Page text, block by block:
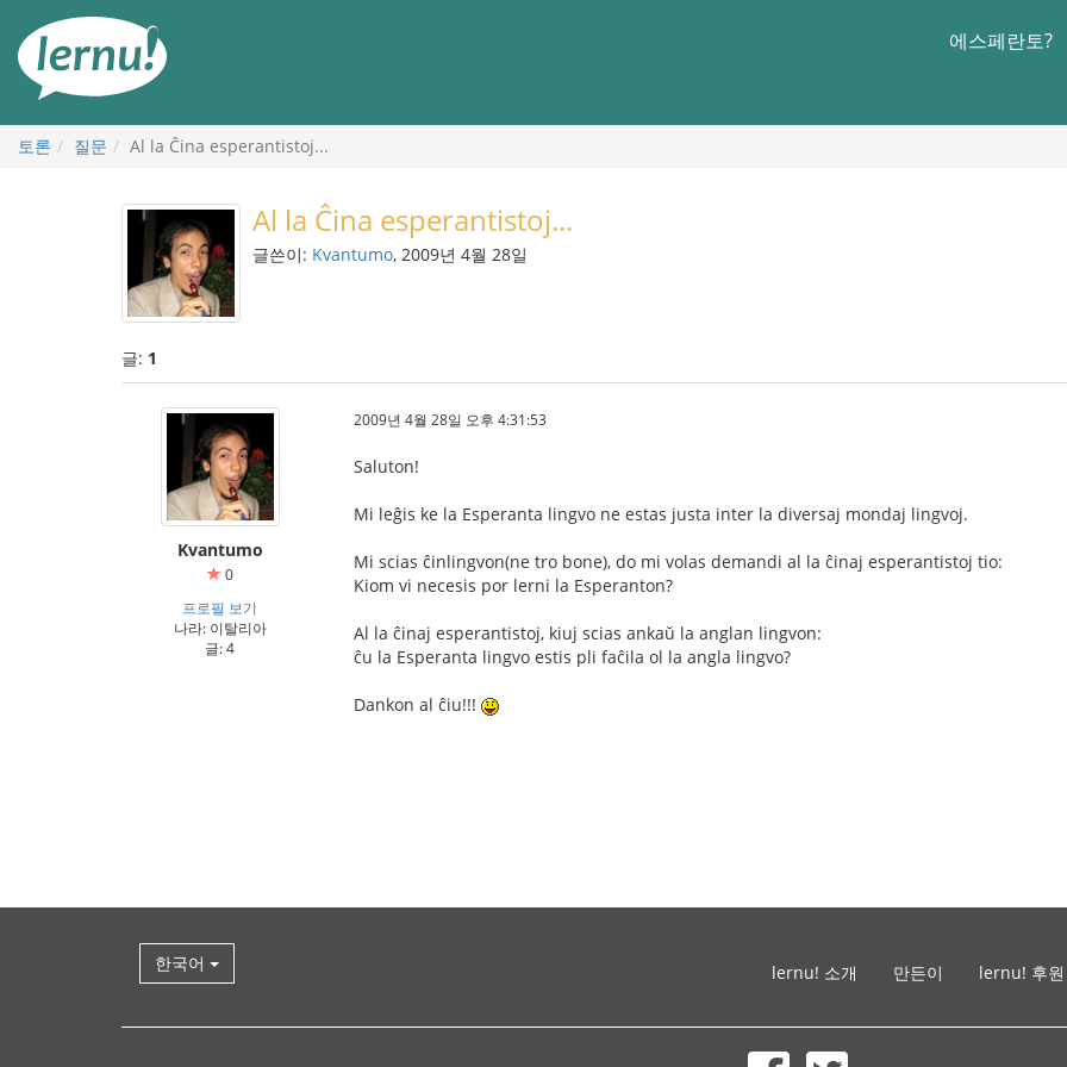
에스페란토?
토론 질문 Al la Ĉina esperantistoj...
Al la Ĉina esperantistoj...
글쓴이: Kvantumo, 2009년 4월 28일
글: 1
Kvantumo
0
프로필 보기
나라: 이탈리아
글: 4
2009년 4월 28일 오후 4:31:53
Saluton!
Mi leĝis ke la Esperanta lingvo ne estas justa inter la diversaj mondaj lingvoj.
Mi scias ĉinlingvon(ne tro bone), do mi volas demandi al la ĉinaj esperantistoj tio:
Kiom vi necesis por lerni la Esperanton?
Al la ĉinaj esperantistoj, kiuj scias ankaŭ la anglan lingvon:
ĉu la Esperanta lingvo estis pli faĉila ol la angla lingvo?
Dankon al ĉiu!!!
한국어 lernu! 소개 만든이 lernu! 후원